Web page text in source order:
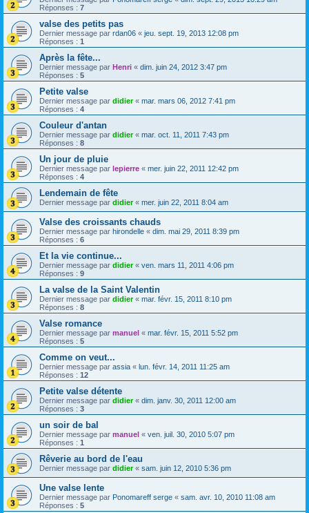
Réponses : 7
valse des petits pas
Dernier message par rdan06 « jeu. sept. 19, 2013 12:08 pm
Réponses : 1
Après la fête...
Dernier message par Henri « dim. juin 24, 2012 3:47 pm
Réponses : 5
Petite valse
Dernier message par didier« mar. mars 06, 2012 7:41 pm
Réponses : 4
Couleur d'antan
Dernier message par didier« mar. oct. 11, 2011 7:43 pm
Réponses : 8
Un jour de pluie
Dernier message par lepierre « mer. juin 22, 2011 12:42 pm
Réponses : 4
Lendemain de fête
Dernier message par didier« mer. juin 22, 2011 8:04 am
Valse des croissants chauds
Dernier message par hirondelle « dim. mai 29, 2011 8:39 pm
Réponses : 6
Et la vie continue...
Dernier message par didier« ven. mars 11, 2011 4:06 pm
Réponses : 9
La valse de la Saint Valentin
Dernier message par didier« mar. févr. 15, 2011 8:10 pm
Réponses : 8
Valse romance
Dernier message par manuel « mar. févr. 15, 2011 5:52 pm
Réponses : 5
Comme on veut...
Dernier message par assia « lun. févr. 14, 2011 11:25 am
Réponses : 12
Petite valse détente
Dernier message par didier« dim. janv. 30, 2011 12:00 am
Réponses : 3
un soir de bal
Dernier message par manuel « ven. juil. 30, 2010 5:07 pm
Réponses : 1
Rêverie au bord de l'eau
Dernier message par didier« sam. juin 12, 2010 5:36 pm
Une valse lente
Dernier message par Ponomareff serge « sam. avr. 10, 2010 11:08 am
Réponses : 5